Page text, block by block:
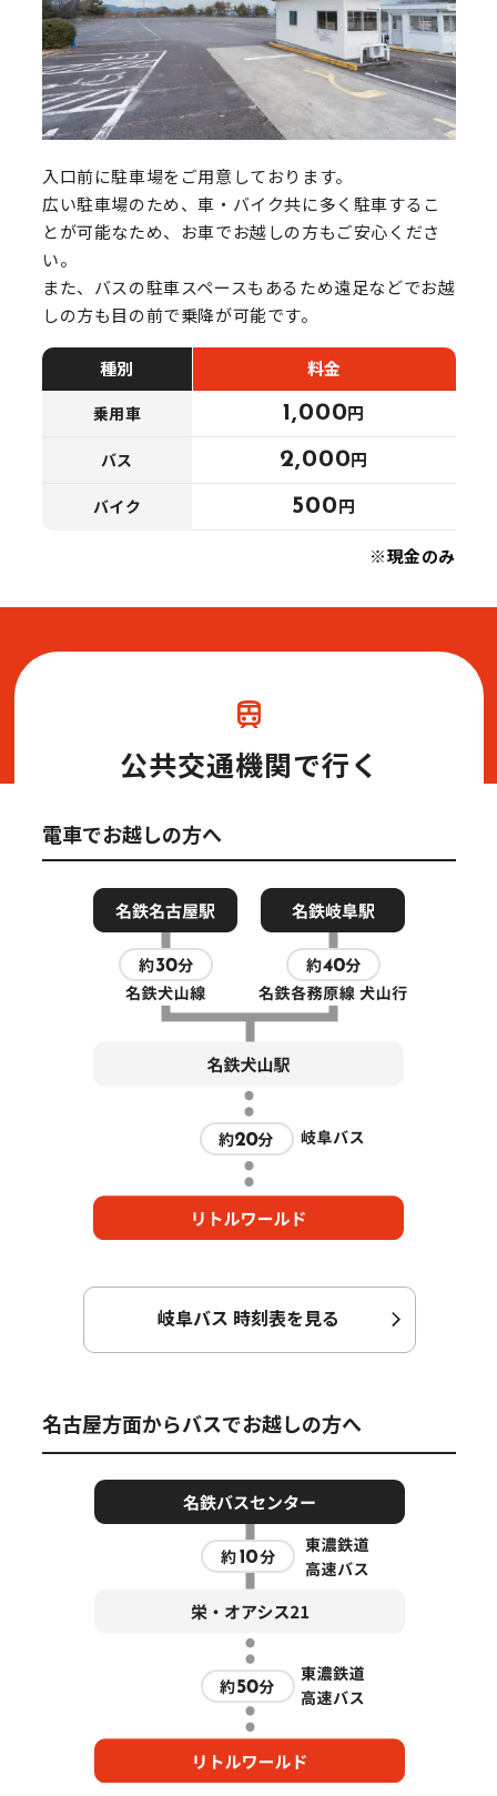
入口前に駐車場をご用意しております。
広い駐車場のため、車・バイク共に多く駐車するこ
とが可能なため、お車でお越しの方もご安心くださ
い。
また、バスの駐車スペースもあるため遠足などでお越
しの方も目の前で乗降が可能です。
種別 料金
乗用車 1,000円
バス 2,000円
バイク 500円
※現金のみ
公共交通機関で行く
電車でお越しの方へ
岐阜バス 時刻表を見る
名古屋方面からバスでお越しの方へ